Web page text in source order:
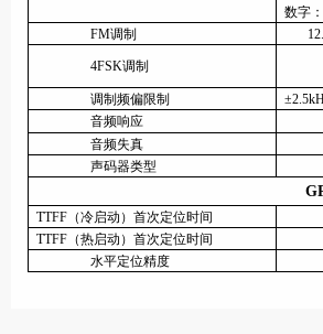
数字
FM调制
4FSK调制
调制频偏限制
音频响应
音频失真
声码器类型
TTFF（冷启动）首次定位时间
TTFF（热启动）首次定位时间
水平定位精度